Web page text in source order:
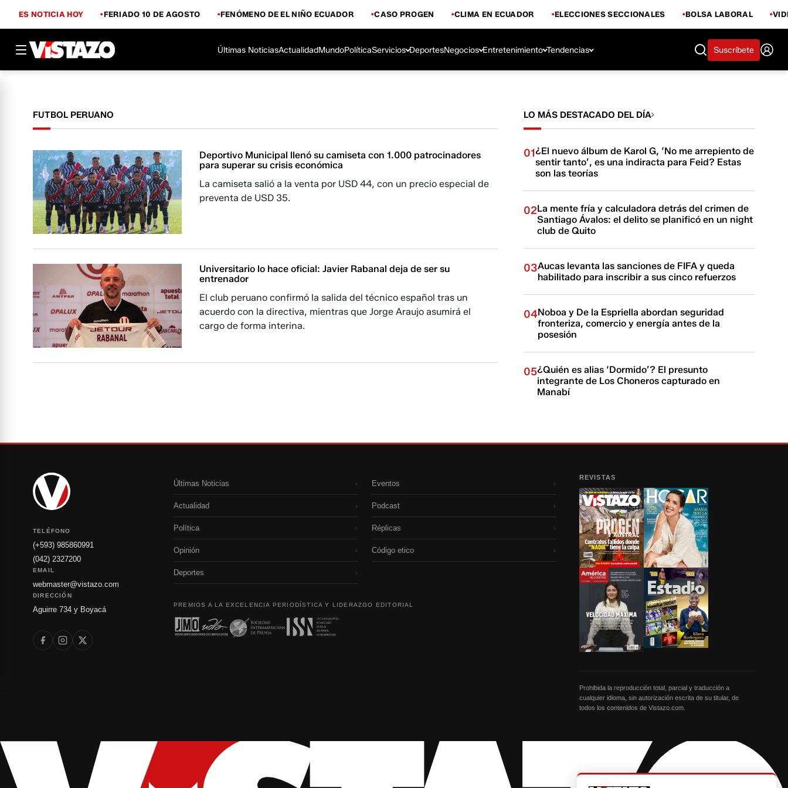
ES NOTICIA HOY FERIADO 10 DE AGOSTO FENÓMENO DE EL NIÑO ECUADOR CASO PROGEN CLIMA EN ECUADOR ELECCIONES SECCIONALES BOLSA LABORAL
Últimas NoticiasActualidadMundoPolíticaServicios DeportesNegocios Entretenimiento Tendencias Suscríbete
FUTBOL PERUANO
Deportivo Municipal llenó su camiseta con 1.000 patrocinadores
para superar su crisis económica
La camiseta salió a la venta por USD 44, con un precio especial de
preventa de USD 35.
Universitario lo hace oficial: Javier Rabanal deja de ser su
entrenador
El club peruano confirmó la salida del técnico español tras un
acuerdo con la directiva, mientras que Jorge Araujo asumirá el
cargo de forma interina.
LO MÁS DESTACADO DEL DÍA
01¿El nuevo álbum de Karol G, ‘No me arrepiento de
sentir tanto’, es una indiracta para Feid? Estas
son las teorías
02La mente fría y calculadora detrás del crimen de
Santiago Ávalos: el delito se planificó en un night
club de Quito
03Aucas levanta las sanciones de FIFA y queda
habilitado para inscribir a sus cinco refuerzos
04Noboa y De la Espriella abordan seguridad
fronteriza, comercio y energía antes de la
posesión
05¿Quién es alias ‘Dormido’? El presunto
integrante de Los Choneros capturado en
Manabí
TELÉFONO
(+593) 985860991
(042) 2327200
EMAIL
webmaster@vistazo.com
DIRECCIÓN
Aguirre 734 y Boyacá
Últimas Noticias ›
Actualidad ›
Política ›
Opinión ›
Deportes ›
Eventos ›
Podcast ›
Réplicas ›
Código etico ›
PREMIOS A LA EXCELENCIA PERIODÍSTICA Y LIDERAZGO EDITORIAL
REVISTAS
Prohibida la reproducción total, parcial y traducción a
cualquier idioma, sin autorización escrita de su titular, de
todos los contenidos de Vistazo.com.